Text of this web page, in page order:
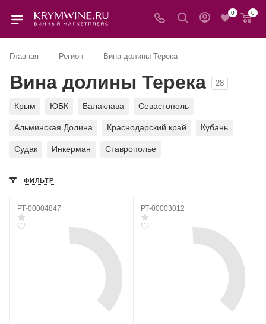
0 0
Главная — Регион — Вина долины Терека
Вина долины Терека 28
Крым ЮБК Балаклава Севастополь
Альминская Долина Краснодарский край Кубань
Судак Инкерман Ставрополье
ФИЛЬТР
РТ-00004847 РТ-00003012